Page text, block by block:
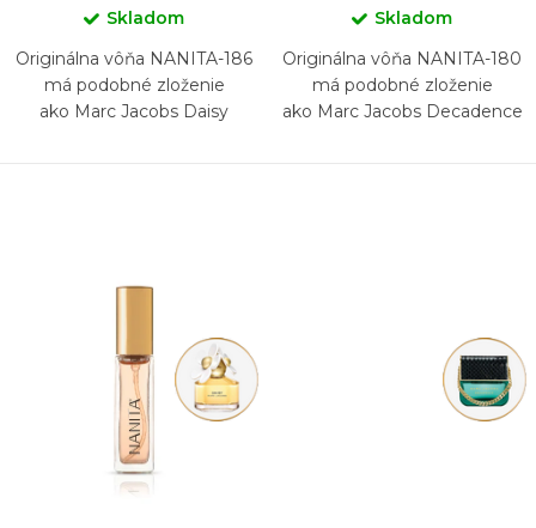
Skladom
Originálna vôňa NANITA-186
má podobné zloženie
ako Marc Jacobs Daisy
Skladom
Originálna vôňa NANITA-180
má podobné zloženie
ako Marc Jacobs Decadence